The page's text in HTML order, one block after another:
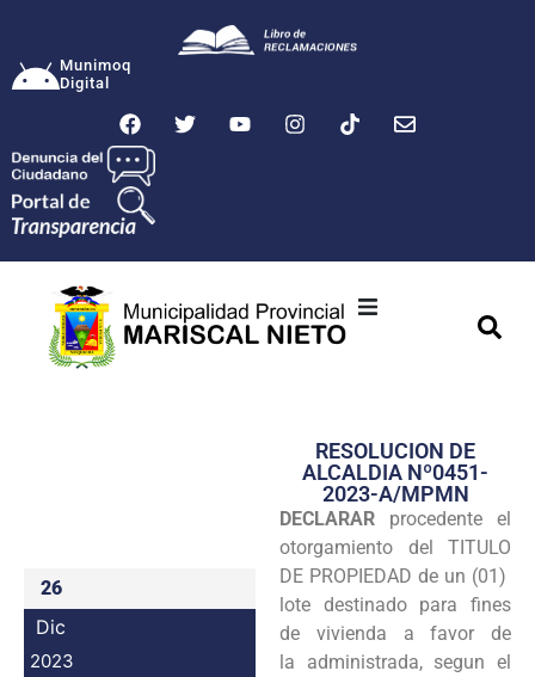
Munimoq
Digital
Transparencia
Seguridad
Programas
Intranet
26
Dic
2023
RESOLUCION DE
ALCALDIA Nº0451-
2023-A/MPMN
DECLARAR procedente el
otorgamiento del TITULO
DE PROPIEDAD de un (01)
lote destinado para fines
de vivienda a favor de
la administrada, segun el